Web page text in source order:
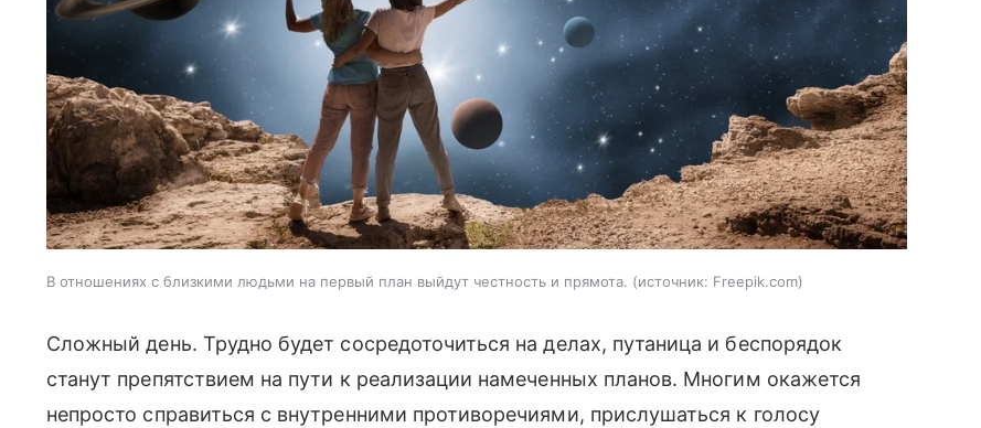
В отношениях с близкими людьми на первый план выйдут честность и прямота. источник: Freepik.com
Сложный день. Трудно будет сосредоточиться на делах, путаница и беспорядок
станут препятствием на пути к реализации намеченных планов. Многим окажется
непросто справиться с внутренними противоречиями, прислушаться к голосу